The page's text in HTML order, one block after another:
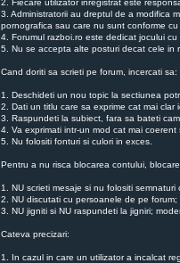
2. Fiecare utilizator inregistrat este
3. Administratorii au dreptul de a modifica
pornografica sau care nu sunt conforme cu
4. Forumul razboi.ro este dedicat jocului
5. Nu se accepta alte posturi decat cele in
Cand doriti sa scrieti pe forum, incercati sa:
1. Deschideti un nou topic la sectiunea
2. Dati un titlu care sa exprime cat mai
3. Raspundeti la subiect, fara sa bateti
4. Va exprimati intr-un mod cat mai
5. Nu folositi fonturi si culori in exces.
Pentru a nu risca blocarea contului,
1. NU scrieti mesaje si nu folositi
2. NU discutati cu persoanele de pe
3. NU jigniti si NU raspundeti la jigniri;
Cateva precizari:
1. In cazul in care un utilizator a incalcat